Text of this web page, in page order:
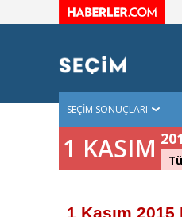
SEÇİM SONUÇLARI
1 KASIM